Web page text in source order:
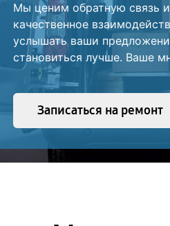
Мы ценим обратную связь
качественное
услышать ваши
становиться лучше. Ваше
Записаться на ремонт